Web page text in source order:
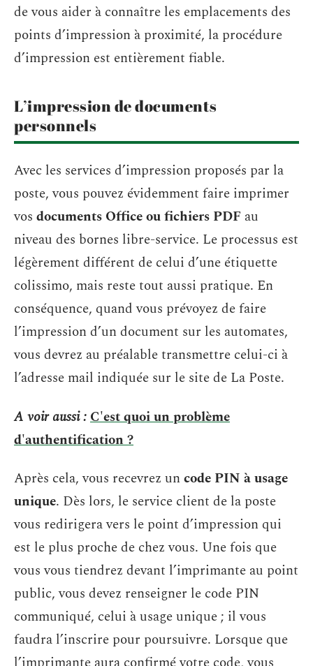
de vous aider à connaître les emplacements des
points d’impression à proximité, la procédure
d’impression est entièrement fiable.
L’impression de documents
personnels
Avec les services d’impression proposés par la
poste, vous pouvez évidemment faire imprimer
vos documents Office ou fichiers PDF au
niveau des bornes libre-service. Le processus est
légèrement différent de celui d’une étiquette
colissimo, mais reste tout aussi pratique. En
conséquence, quand vous prévoyez de faire
l’impression d’un document sur les automates,
vous devrez au préalable transmettre celui-ci à
l’adresse mail indiquée sur le site de La Poste.
A voir aussi :C'est quoi un problème
d'authentification ?
Après cela, vous recevrez uncode PIN à usage
unique. Dès lors, le service client de la poste
vous redirigera vers le point d’impression qui
est le plus proche de chez vous. Une fois que
vous vous tiendrez devant l’imprimante au point
public, vous devez renseigner le code PIN
communiqué, celui à usage unique ; il vous
faudra l’inscrire pour poursuivre. Lorsque que